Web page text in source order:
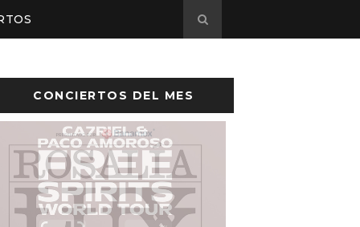
CONCIERTOS DEL MES